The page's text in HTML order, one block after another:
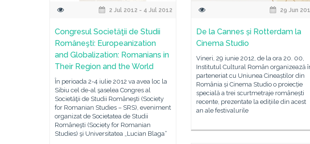
2 Jul 2012 - 4 Jul 2012
Congresul Societăţii de Studii
Româneşti: Europeanization
and Globalization: Romanians in
Their Region and the World
În perioada 2-4 iulie 2012 va avea loc la
Sibiu cel de-al şaselea Congres al
Societăţii de Studii Româneşti (Society
for Romanian Studies – SRS), eveniment
organizat de Societatea de Studii
Româneşti (Society for Romanian
Studies) şi Universitatea „Lucian Blaga“
29 Jun
De la Cannes și Rotterdam la
Cinema Studio
Vineri, 29 iunie 2012, de la ora 20. 00,
Institutul Cultural Român organizează
parteneriat cu Uniunea Cineaștilor din
România și Cinema Studio o proiecție
specială a trei scurtmetraje românești
recente, prezentate la edițiile din acest
an ale festivalurile